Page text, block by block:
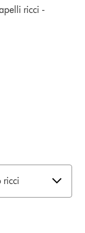
ricci -
ricci